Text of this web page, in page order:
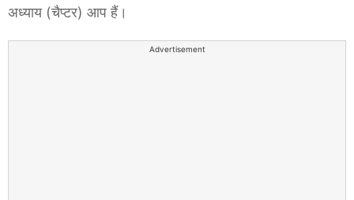
अध्याय (चैप्टर) आप हैं।
Advertisement